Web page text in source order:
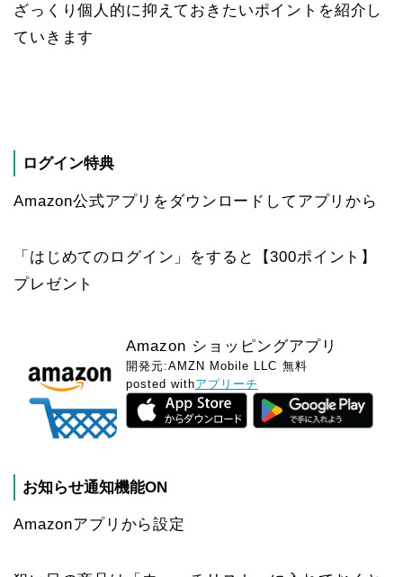
ざっくり個人的に抑えておきたいポイントを紹介し
ていきます
ログイン特典
Amazon公式アプリをダウンロードしてアプリから
「はじめてのログイン」をすると【300ポイント】
プレゼント
Amazon ショッピングアプリ
開発元:AMZN Mobile LLC 無料
posted withアプリーチ
お知らせ通知機能ON
Amazonアプリから設定